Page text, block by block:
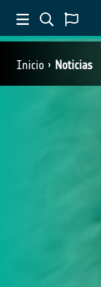
Inicio Noticias